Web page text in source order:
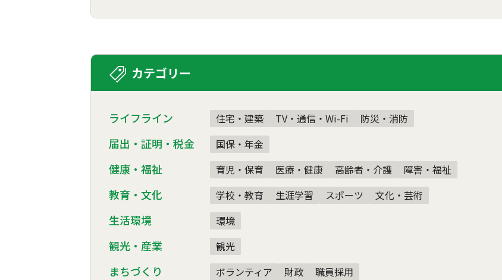
カテゴリー
ライフライン 住宅・建築 TV・通信・Wi-Fi 防災・消防
届出・証明・税金 国保・年金
健康・福祉 育児・保育 医療・健康 高齢者・介護 障害・福祉
教育・文化 学校・教育 生涯学習 スポーツ 文化・芸術
生活環境 環境
観光・産業 観光
まちづくり ボランティア 財政 職員採用